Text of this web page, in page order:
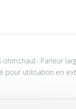
Parleur
pour utilisation en